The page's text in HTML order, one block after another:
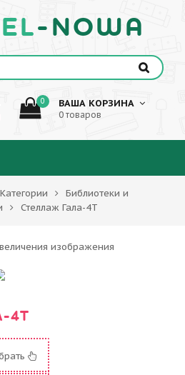
-NOWA
0 ВАША КОРЗИНА
0 товаров
Категории
Библиотеки и
Стеллаж Гала-4Т
4Т